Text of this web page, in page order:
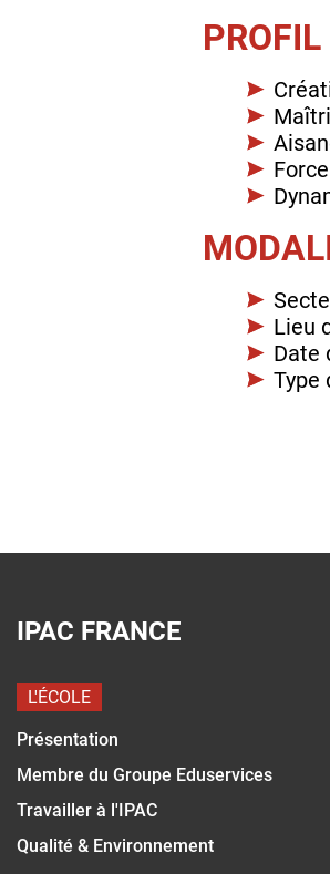
PROFIL
Lieu
Date
Type
IPAC FRANCE
L'ÉCOLE
Présentation
Membre du Groupe Eduservices
Travailler à l'IPAC
Qualité & Environnement